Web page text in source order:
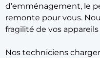
d’emménagement, le
remonte pour vous.
fragilité de vos
Nos techniciens